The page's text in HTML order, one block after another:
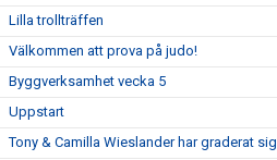
Lilla trollträffen
Välkommen att prova på judo!
Byggverksamhet vecka 5
Uppstart
Tony & Camilla Wieslander har graderat sig